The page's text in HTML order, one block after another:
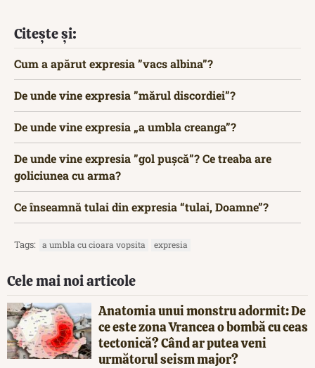
Citește și:
Cum a apărut expresia ”vacs albina”?
De unde vine expresia ”mărul discordiei”?
De unde vine expresia „a umbla creanga”?
De unde vine expresia ”gol pușcă”? Ce treaba are
goliciunea cu arma?
Ce înseamnă tulai din expresia “tulai, Doamne”?
Tags: a umbla cu cioara vopsita expresia
Cele mai noi articole
Anatomia unui monstru adormit: De
ce este zona Vrancea o bombă cu ceas
tectonică? Când ar putea veni
următorul seism major?